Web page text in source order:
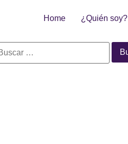
Home ¿Quién soy?